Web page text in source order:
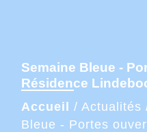
Semaine Bleue -
Résidence
Accueil / Actualités
Bleue - Portes